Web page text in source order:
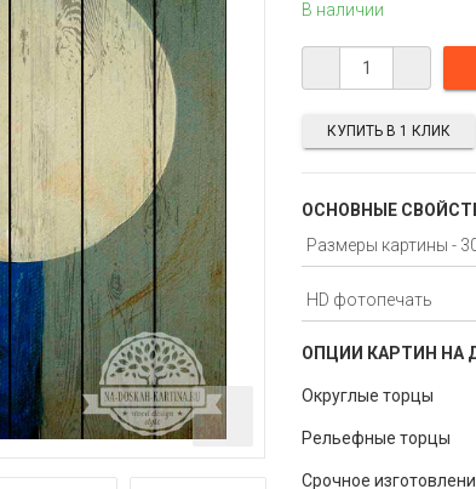
В наличии
ОСНОВНЫЕ
ОПЦИИ КАРТИН НА
Округлые торцы
Рельефные торцы
Срочное
КУПИТЬ В 1 КЛИК